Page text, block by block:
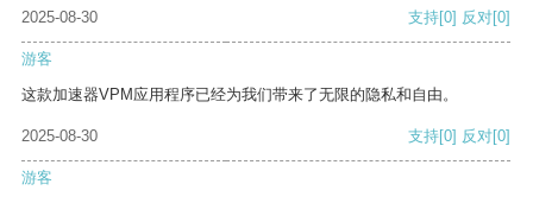
2025-08-30
支持[0] 反对[0]
游客
这款加速器VPM应用程序已经为我们带来了无限的隐私和自由。
2025-08-30 支持[0] 反对[0]
游客